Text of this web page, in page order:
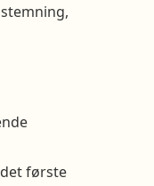
første